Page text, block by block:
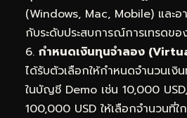
(Windows, Mac, Mobile) และอ
กับระดับประสบการณ์การเทรดข
6. กำหนดเงินทุนจำลอง
ได้รับตัวเลือกให้กำหนดจำนวนเ
ในบัญชี Demo เช่น 10,000
100,000 USD ให้เลือกจำนวนที่ใ